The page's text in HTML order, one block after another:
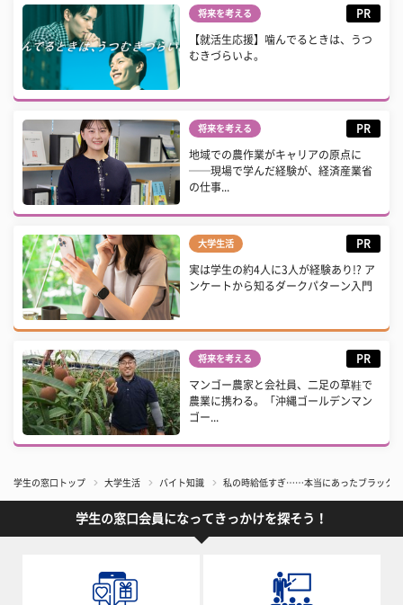
将来を考える PR
【就活生応援】噛んでるときは、うつ
むきづらいよ。
将来を考える PR
地域での農作業がキャリアの原点に
──現場で学んだ経験が、経済産業省
の仕事...
大学生活 PR
実は学生の約4人に3人が経験あり!? ア
ンケートから知るダークパターン入門
将来を考える PR
マンゴー農家と会社員、二足の草鞋で
農業に携わる。「沖縄ゴールデンマン
ゴー...
学生の窓口トップ 大学生活 バイト知識 私の時給低すぎ……本当にあったブラック
学生の窓口会員になってきっかけを探そう！